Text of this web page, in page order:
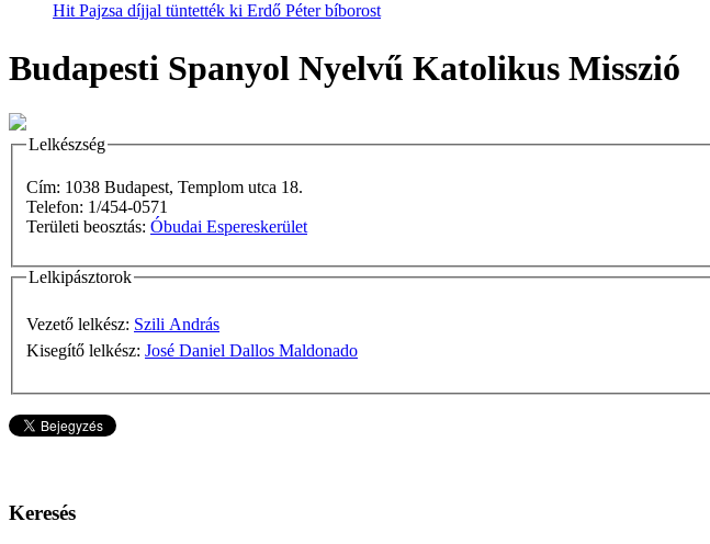
Hit Pajzsa díjjal tüntették ki Erdő Péter bíborost
Budapesti Spanyol Nyelvű Katolikus Misszió
Lelkészség
Cím: 1038 Budapest, Templom utca 18.
Telefon: 1/454-0571
Területi beosztás: Óbudai Espereskerület
Lelkipásztorok
Vezető lelkész: Szili András
Kisegítő lelkész: José Daniel Dallos Maldonado
Keresés